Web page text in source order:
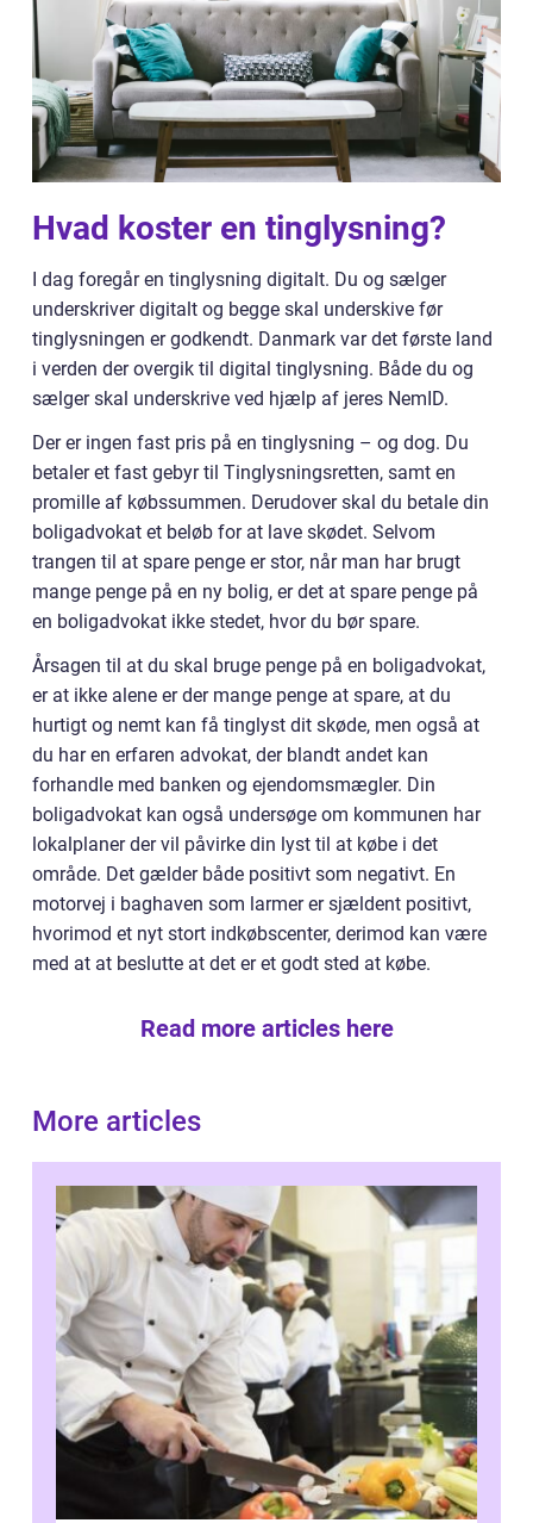
Hvad koster en tinglysning?
I dag foregår en tinglysning digitalt. Du og sælger
underskriver digitalt og begge skal underskive før
tinglysningen er godkendt. Danmark var det første land
i verden der overgik til digital tinglysning. Både du og
sælger skal underskrive ved hjælp af jeres NemID.
Der er ingen fast pris på en tinglysning – og dog. Du
betaler et fast gebyr til Tinglysningsretten, samt en
promille af købssummen. Derudover skal du betale din
boligadvokat et beløb for at lave skødet. Selvom
trangen til at spare penge er stor, når man har brugt
mange penge på en ny bolig, er det at spare penge på
en boligadvokat ikke stedet, hvor du bør spare.
Årsagen til at du skal bruge penge på en boligadvokat,
er at ikke alene er der mange penge at spare, at du
hurtigt og nemt kan få tinglyst dit skøde, men også at
du har en erfaren advokat, der blandt andet kan
forhandle med banken og ejendomsmægler. Din
boligadvokat kan også undersøge om kommunen har
lokalplaner der vil påvirke din lyst til at købe i det
område. Det gælder både positivt som negativt. En
motorvej i baghaven som larmer er sjældent positivt,
hvorimod et nyt stort indkøbscenter, derimod kan være
med at at beslutte at det er et godt sted at købe.
Read more articles here
More articles